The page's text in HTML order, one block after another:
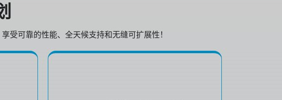
受可靠的性能、全天候支持和无缝可扩展性！